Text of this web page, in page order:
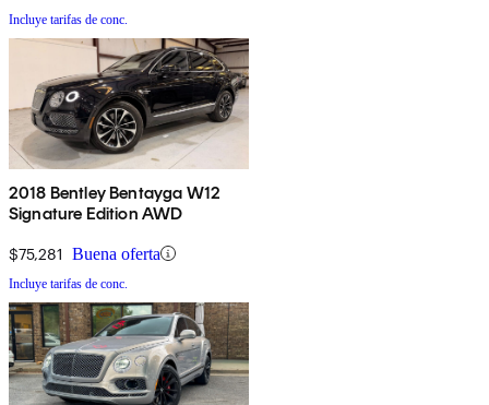
Incluye tarifas de conc.
2018 Bentley Bentayga W12
Signature Edition AWD
$75,281 Buena oferta
Incluye tarifas de conc.